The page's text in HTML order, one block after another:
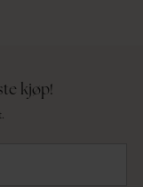
kjøp!